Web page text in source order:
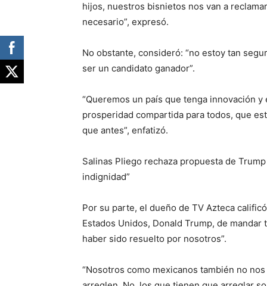
hijos, nuestros bisnietos nos van a
necesario”, expresó.
No obstante, consideró: “no estoy tan
ser un candidato ganador”.
“Queremos un país que tenga innovación
prosperidad compartida para todos, que
que antes”, enfatizó.
Salinas Pliego rechaza propuesta de
indignidad”
Por su parte, el dueño de TV Azteca
Estados Unidos, Donald Trump, de
haber sido resuelto por nosotros”.
“Nosotros como mexicanos también no